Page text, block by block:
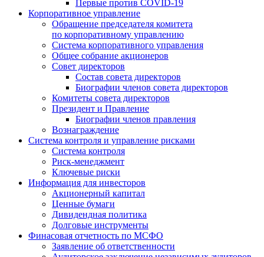
Первые против COVID‑19
Корпоративное управление
Обращение председателя комитета
по корпоративному управлению
Система корпоративного управления
Общее собрание акционеров
Совет директоров
Состав совета директоров
Биографии членов совета директоров
Комитеты совета директоров
Президент и Правление
Биографии членов правления
Вознаграждение
Система контроля и управление рисками
Система контроля
Риск-менеджмент
Ключевые риски
Информация для инвесторов
Акционерный капитал
Ценные бумаги
Дивидендная политика
Долговые инструменты
Финасовая отчетность по МСФО
Заявление об ответственности